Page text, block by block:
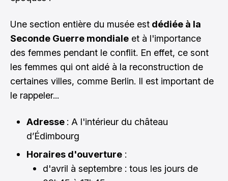
Une section entière du musée est dédiée à la
Seconde Guerre mondiale et à l'importance
des femmes pendant le conflit. En effet, ce sont
les femmes qui ont aidé à la reconstruction de
certaines villes, comme Berlin. Il est important de
le rappeler...
Adresse : A l'intérieur du château
d’Édimbourg
Horaires d'ouverture :
d'avril à septembre : tous les jours de